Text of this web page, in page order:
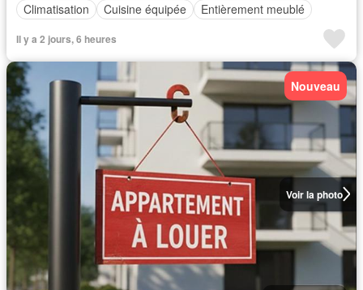
Climatisation
Cuisine équipée Entièrement meublé
Il y a 2 jours, 6 heures
Voir la photo
Nouveau